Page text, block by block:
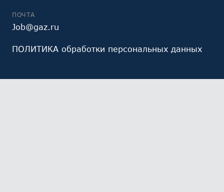
ПОЧТА
Job@gaz.ru
ПОЛИТИКА обработки персональных данных